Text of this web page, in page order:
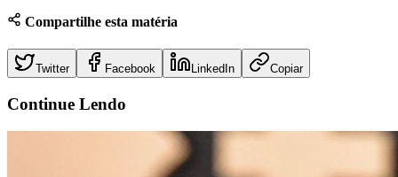
Compartilhe esta matéria
Twitter Facebook LinkedIn Copiar
Continue Lendo